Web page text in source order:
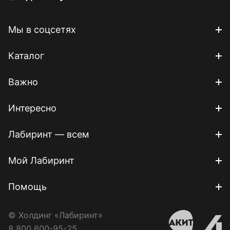
Мы в соцсетях
Каталог
Важно
Интересно
Лабиринт — всем
Мой Лабиринт
Помощь
© Холдинг «Лабиринт»